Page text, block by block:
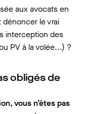
aux avocats en
le vrai
interception des
PV à la volée...) ?
obligés de
vous n’êtes pas